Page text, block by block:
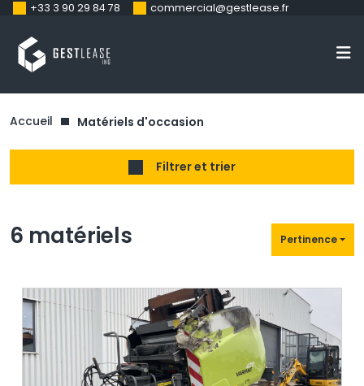
+33 3 90 29 84 78 commercial@gestlease.fr
Accueil Matériels d'occasion
Filtrer et trier
6 matériels Pertinence